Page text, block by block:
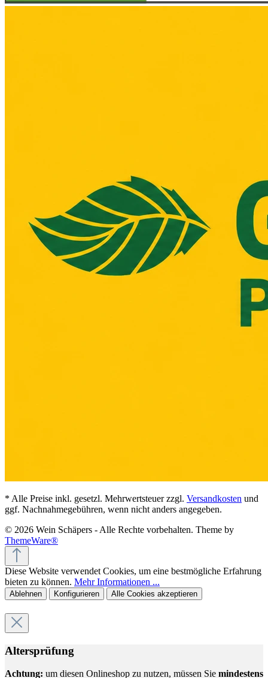
* Alle Preise inkl. gesetzl. Mehrwertsteuer zzgl. Versandkosten und
ggf. Nachnahmegebühren, wenn nicht anders angegeben.
© 2026 Wein Schäpers - Alle Rechte vorbehalten. Theme by
ThemeWare®
Diese Website verwendet Cookies, um eine bestmögliche Erfahrung
bieten zu können. Mehr Informationen ...
Ablehnen Konfigurieren Alle Cookies akzeptieren
Altersprüfung
Achtung: um diesen Onlineshop zu nutzen, müssen Sie mindestens